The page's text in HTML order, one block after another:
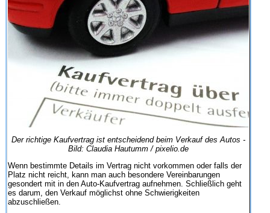
Der richtige Kaufvertrag ist entscheidend beim Verkauf des Autos -
Bild: Claudia Hautumm / pixelio.de
Wenn bestimmte Details im Vertrag nicht vorkommen oder falls der
Platz nicht reicht, kann man auch besondere Vereinbarungen
gesondert mit in den Auto-Kaufvertrag aufnehmen. Schließlich geht
es darum, den Verkauf möglichst ohne Schwierigkeiten
abzuschließen.